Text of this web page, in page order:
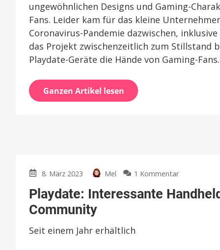
ungewöhnlichen Designs und Gaming-
Fans. Leider kam für das kleine
Coronavirus-Pandemie dazwischen,
das Projekt zwischenzeitlich zum Stillstand
Playdate-Geräte die Hände von Gaming-Fans.
Ganzen Artikel lesen
8. März 2023 Mel 1 Kommentarzu
Interessante
Playdate: Interessante
Community
Seit einem Jahr erhältlich